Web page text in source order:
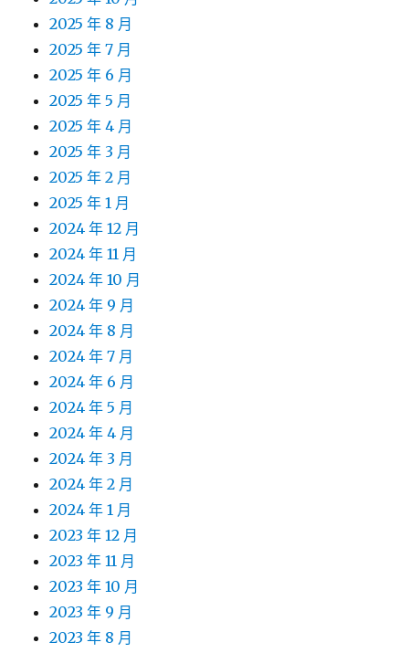
2025 年 8 月
2025 年 7 月
2025 年 6 月
2025 年 5 月
2025 年 4 月
2025 年 3 月
2025 年 2 月
2025 年 1 月
2024 年 12 月
2024 年 11 月
2024 年 10 月
2024 年 9 月
2024 年 8 月
2024 年 7 月
2024 年 6 月
2024 年 5 月
2024 年 4 月
2024 年 3 月
2024 年 2 月
2024 年 1 月
2023 年 12 月
2023 年 11 月
2023 年 10 月
2023 年 9 月
2023 年 8 月